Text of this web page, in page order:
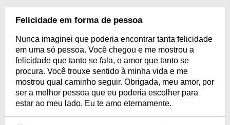
Felicidade em forma de pessoa
Nunca imaginei que poderia encontrar tanta felicidade
em uma só pessoa. Você chegou e me mostrou a
felicidade que tanto se fala, o amor que tanto se
procura. Você trouxe sentido à minha vida e me
mostrou qual caminho seguir. Obrigada, meu amor, por
ser a melhor pessoa que eu poderia escolher para
estar ao meu lado. Eu te amo eternamente.